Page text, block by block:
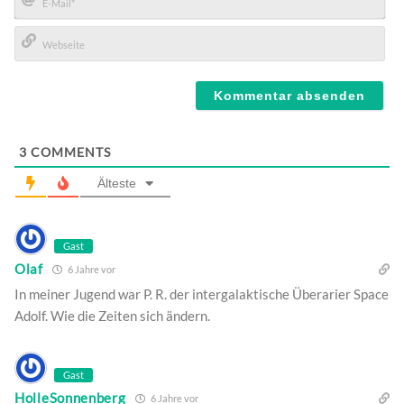
E-
Mail*
3 COMMENTS
Älteste
Gast
Olaf 6 Jahre vor
In meiner Jugend war P. R. der intergalaktische Überarier Space
Adolf. Wie die Zeiten sich ändern.
Gast
HolleSonnenberg 6 Jahre vor